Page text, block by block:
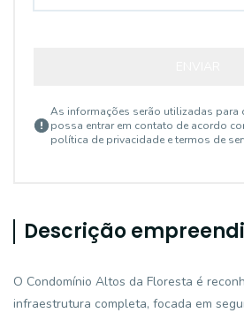
As informações serão utilizadas para
possa entrar em contato de acordo
política de privacidade e termos de
Descrição
O Condomínio Altos da Floresta é
infraestrutura completa, focada em